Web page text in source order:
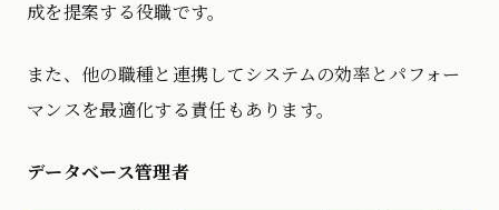
成を提案する役職です。
また、他の職種と連携してシステムの効率とパフォー
マンスを最適化する責任もあります。
データベース管理者